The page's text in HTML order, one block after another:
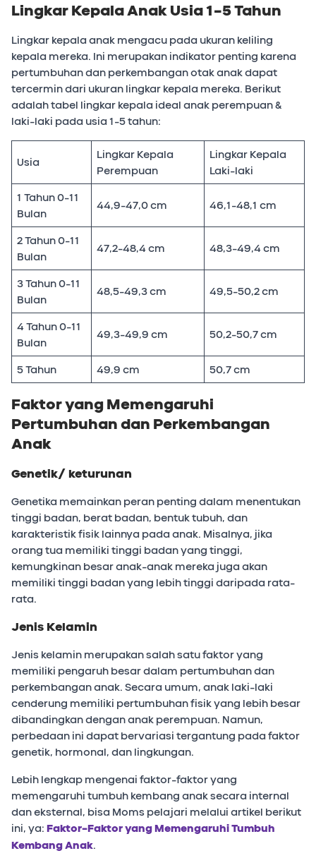
Lingkar Kepala Anak Usia 1-5 Tahun
Lingkar kepala anak mengacu pada ukuran keliling
kepala mereka. Ini merupakan indikator penting karena
pertumbuhan dan perkembangan otak anak dapat
tercermin dari ukuran lingkar kepala mereka. Berikut
adalah tabel lingkar kepala ideal anak perempuan &
laki-laki pada usia 1-5 tahun:
Usia
Lingkar Kepala
Perempuan
Lingkar Kepala
Laki-laki
1 Tahun 0-11
Bulan
44,9-47,0 cm 46,1-48,1 cm
2 Tahun 0-11
Bulan
47,2-48,4 cm 48,3-49,4 cm
3 Tahun 0-11
Bulan
48,5-49,3 cm 49,5-50,2 cm
4 Tahun 0-11
Bulan
49,3-49,9 cm 50,2-50,7 cm
5 Tahun 49,9 cm 50,7 cm
Faktor yang Memengaruhi
Pertumbuhan dan Perkembangan
Anak
Genetik/ keturunan
Genetika memainkan peran penting dalam menentukan
tinggi badan, berat badan, bentuk tubuh, dan
karakteristik fisik lainnya pada anak. Misalnya, jika
orang tua memiliki tinggi badan yang tinggi,
kemungkinan besar anak-anak mereka juga akan
memiliki tinggi badan yang lebih tinggi daripada rata-
rata.
Jenis Kelamin
Jenis kelamin merupakan salah satu faktor yang
memiliki pengaruh besar dalam pertumbuhan dan
perkembangan anak. Secara umum, anak laki-laki
cenderung memiliki pertumbuhan fisik yang lebih besar
dibandingkan dengan anak perempuan. Namun,
perbedaan ini dapat bervariasi tergantung pada faktor
genetik, hormonal, dan lingkungan.
Lebih lengkap mengenai faktor-faktor yang
memengaruhi tumbuh kembang anak secara internal
dan eksternal, bisa Moms pelajari melalui artikel berikut
ini, ya: Faktor-Faktor yang Memengaruhi Tumbuh
Kembang Anak.